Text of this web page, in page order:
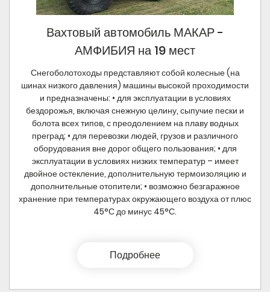
Вахтовый автомобиль МАКАР -
АМФИБИЯ на 19 мест
Снегоболотоходы представляют собой колесные (на
шинах низкого давления) машины высокой проходимости
и предназначены: • для эксплуатации в условиях
бездорожья, включая снежную целину, сыпучие пески и
болота всех типов, с преодолением на плаву водных
преград; • для перевозки людей, грузов и различного
оборудования вне дорог общего пользования; • для
эксплуатации в условиях низких температур – имеет
двойное остекление, дополнительную термоизоляцию и
дополнительные отопители; • возможно безгаражное
хранение при температурах окружающего воздуха от плюс
45°С до минус 45°С.
Подробнее